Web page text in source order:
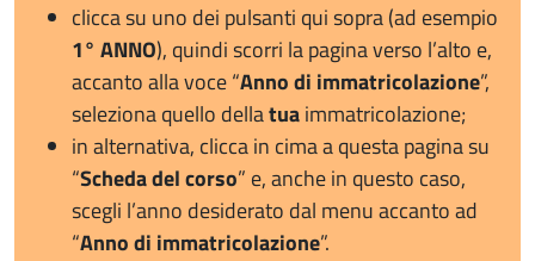
clicca su uno dei pulsanti qui sopra (ad esempio
1° ANNO), quindi scorri la pagina verso l’alto e,
accanto alla voce “Anno di immatricolazione”,
seleziona quello dellatuaimmatricolazione;
in alternativa, clicca in cima a questa pagina su
“Scheda del corso” e, anche in questo caso,
scegli l’anno desiderato dal menu accanto ad
“Anno di immatricolazione”.